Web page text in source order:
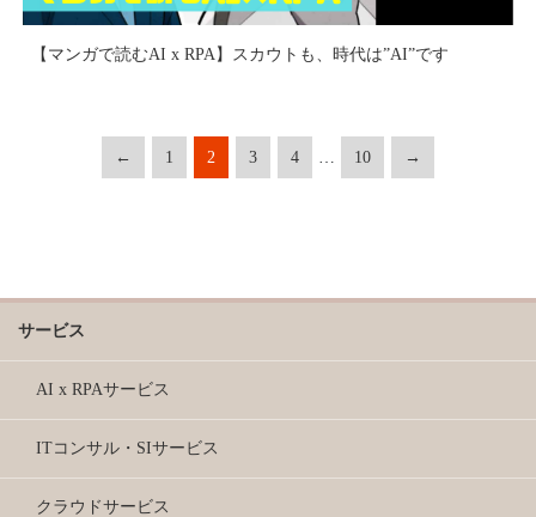
【マンガで読むAI x RPA】スカウトも、時代は”AI”です
シ
ョ
← 1 2 3 4 10 →
サービス
AI x RPAサービス
ITコンサル・SIサービス
クラウドサービス